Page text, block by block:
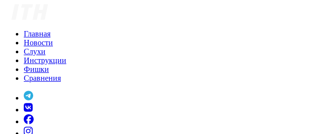
Главная
Новости
Слухи
Инструкции
Фишки
Сравнения